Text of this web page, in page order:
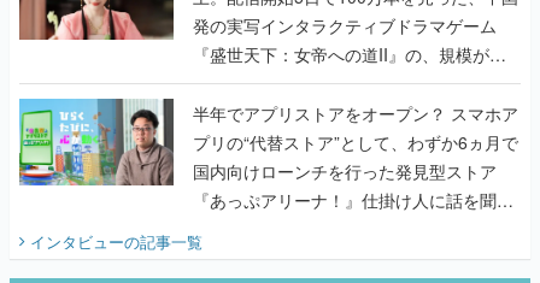
発の実写インタラクティブドラマゲーム
『盛世天下：女帝への道II』の、規模が違
うこだわりをプロデューサーに聞いた
半年でアプリストアをオープン？ スマホア
プリの“代替ストア”として、わずか6ヵ月で
国内向けローンチを行った発見型ストア
『あっぷアリーナ！』仕掛け人に話を聞い
インタビューの記事一覧